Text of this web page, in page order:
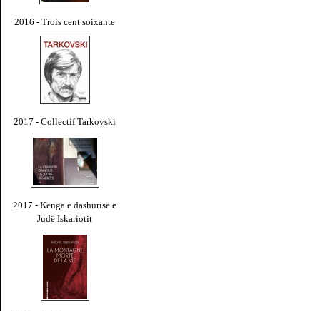
2016 - Trois cent soixante
2017 - Collectif Tarkovski
2017 - Kënga e dashurisë e
Judë Iskariotit